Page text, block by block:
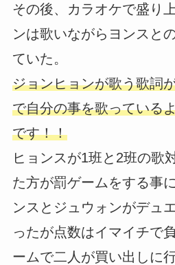
その後、カラオケで盛り
ンは歌いながらヨンスと
ていた。
ジョンヒョンが歌う歌詞
で自分の事を歌っている
です！！
ヒョンスが1班と2班の歌
た方が罰ゲームをする事
ンスとジュウォンがデュ
ったが点数はイマイチで
ームで二人が買い出しに